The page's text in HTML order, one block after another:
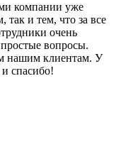
компании уже
так и тем, что за все
очень
вопросы.
нашим клиентам. У
спасибо!